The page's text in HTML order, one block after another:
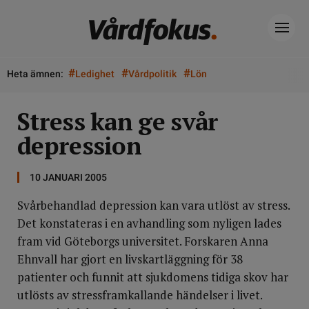
Heta ämnen: #Ledighet #Vårdpolitik #Lön
Stress kan ge svår
depression
10 JANUARI 2005
Svårbehandlad depression kan vara utlöst av stress.
Det konstateras i en avhandling som nyligen lades
fram vid Göteborgs universitet. Forskaren Anna
Ehnvall har gjort en livskartläggning för 38
patienter och funnit att sjukdomens tidiga skov har
utlösts av stressframkallande händelser i livet.